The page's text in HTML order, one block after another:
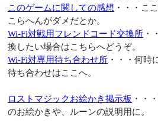
このゲームに関しての感想 ・・・こ
こらへんがダメだとか。
Wi-Fi対戦用フレンドコード交換所 ・
換したい場合はこちらへどうぞ。
Wi-Fi対専用待ち合わせ所 ・・・何時
待ち合わせはここへ。
ロストマジックお絵かき掲示板 ・・
のお絵かきや、ルーンの説明用に。